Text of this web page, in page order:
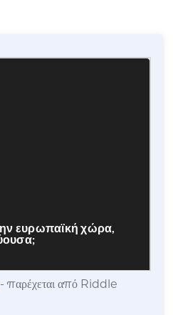
- παρέχεται από Riddle